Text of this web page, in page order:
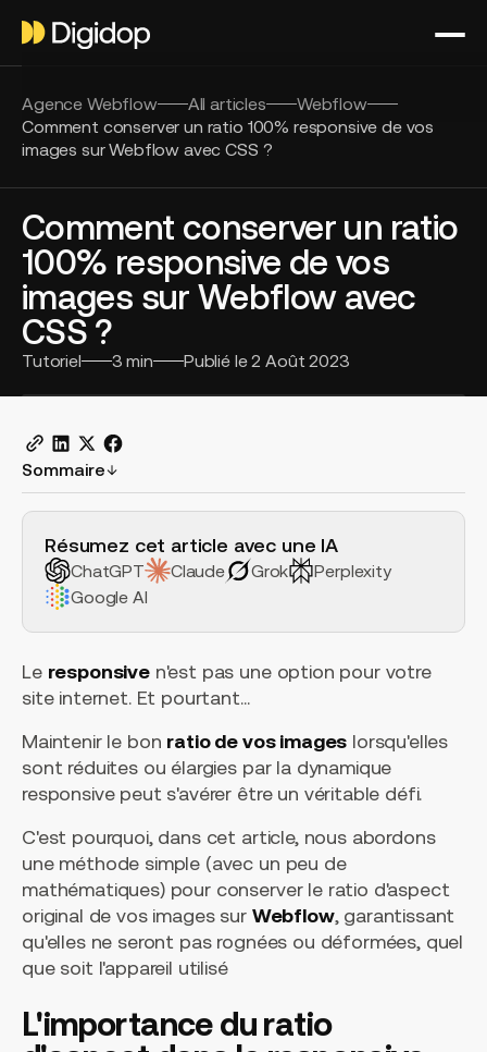
Agence Webflow All articles
Webflow
Comment conserver un ratio 100% responsive de vos
images sur Webflow avec CSS ?
Comment conserver un ratio
100% responsive de vos
images sur Webflow avec
CSS ?
Tutoriel 3 min Publié le2 Août 2023
Sommaire
Résumez cet article avec une IA
ChatGPT Claude Grok
Perplexity
Google AI
Le responsiven'est pas une option pour votre
site internet. Et pourtant...
Maintenir le bon ratio de vos images lorsqu'elles
sont réduites ou élargies par la dynamique
responsive peut s'avérer être un véritable défi.
C'est pourquoi, dans cet article, nous abordons
une méthode simple (avec un peu de
mathématiques) pour conserver le ratio d'aspect
original de vos images sur Webflow, garantissant
qu'elles ne seront pas rognées ou déformées, quel
que soit l'appareil utilisé
L'importance du ratio